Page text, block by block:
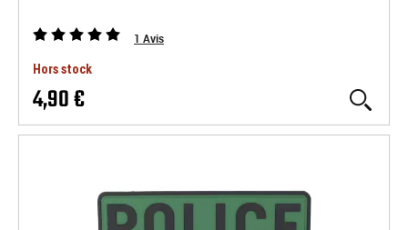
1 Avis
Hors stock
4,90 €